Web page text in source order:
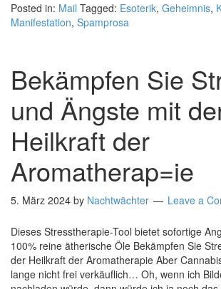
Posted in: Mail Tagged: Esoterik, Geheimnis,
Manifestation, Spamprosa
Bekämpfen Sie
und Ängste mit
Heilkraft der
Aromatherap=ie
5. März 2024 by Nachtwächter Leave a
Dieses Stresstherapie-Tool bietet sofortige
100% reine ätherische Öle Bekämpfen Sie
der Heilkraft der Aromatherapie Aber
lange nicht frei verkäuflich… Oh, wenn ich